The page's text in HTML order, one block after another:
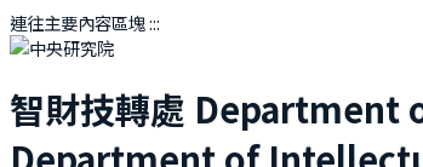
連往主要內容區塊:::
智財技轉處 Department